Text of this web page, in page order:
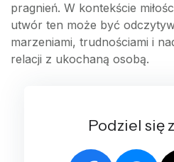
pragnień. W kontekście
utwór ten może być
marzeniami, trudnościami i
relacji z ukochaną osobą.
Podziel się